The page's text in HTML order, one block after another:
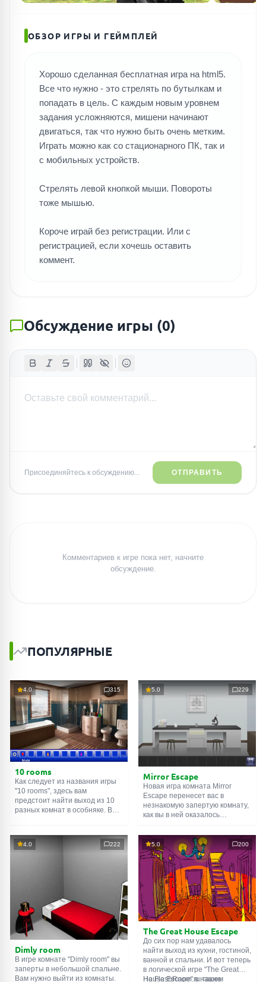
ОБЗОР ИГРЫ И ГЕЙМПЛЕЙ
Хорошо сделанная бесплатная игра на html5.
Все что нужно - это стрелять по бутылкам и
попадать в цель. С каждым новым уровнем
задания усложняются, мишени начинают
двигаться, так что нужно быть очень метким.
Играть можно как со стационарного ПК, так и
с мобильных устройств.
Стрелять левой кнопкой мыши. Повороты
тоже мышью.
Короче играй без регистрации. Или с
регистрацией, если хочешь оставить
коммент.
Обсуждение игры (0)
Присоединяйтесь к обсуждению... ОТПРАВИТЬ
Комментариев к игре пока нет, начните
обсуждение.
ПОПУЛЯРНЫЕ
4.0 315
10 rooms
Как следует из названия игры
"10 rooms", здесь вам
предстоит найти выход из 10
разных комнат в особняке. В
их, чтобы выйти. Выход из
одной комнаты является
5.0 229
Mirror Escape
Новая игра комната Mirror
Escape перенесет вас в
незнакомую запертую комнату,
как вы в ней оказалось
смекалки попробуйте решить
все, приготовленные авторами
для вас, головоломки и найти
выход на свободу.
Внимательно осмотрите
помещение, возможно вы
сможете найти какие-нибудь
подсказки. Желаем удачи!
4.0 222
Dimly room
В игре комнате "Dimly room" вы
заперты в небольшой спальне.
Вам нужно выйти из комнаты.
5.0 200
The Great House Escape
До сих пор нам удавалось
найти выход из кухни, гостиной,
ванной и спальни. И вот теперь
в логической игре "The Great
House Escape" в нашем
На FlashRoom.ru также